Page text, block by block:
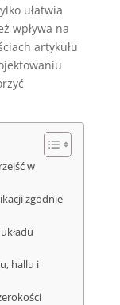
ułatwia
wpływa na
artykułu
w
zgodnie
hallu i